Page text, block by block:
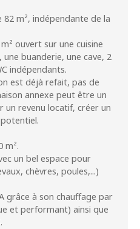
m², indépendante de la
ouvert sur une cuisine
buanderie, une cave, 2
indépendants.
est déjà refait, pas de
annexe peut être un
un revenu locatif, créer un
m².
un bel espace pour
chèvres, poules,...)
A grâce à son chauffage par
et performant) ainsi que